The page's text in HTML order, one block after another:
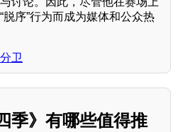
序”行为而成为媒体和公众热
卫
季》有哪些值得推